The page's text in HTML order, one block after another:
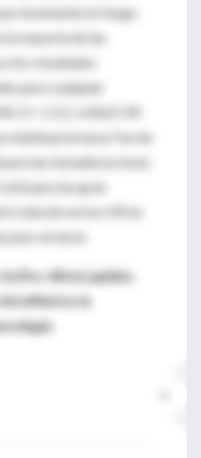
levemente el riesgo
mayoría de las
los resultados
para cualquier
CI= 1.13, 1.43).El OR
habitual al nacer fue de
las fumadoras leves
para las gran
relación en los OR en
al nacer.
Dra. Alicia Lapidus,
en la